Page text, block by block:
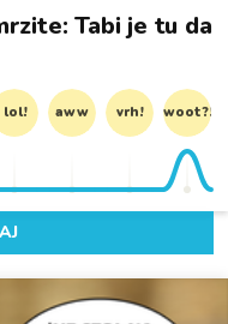
Tabi je tu da
lol! aww vrh! woot?!